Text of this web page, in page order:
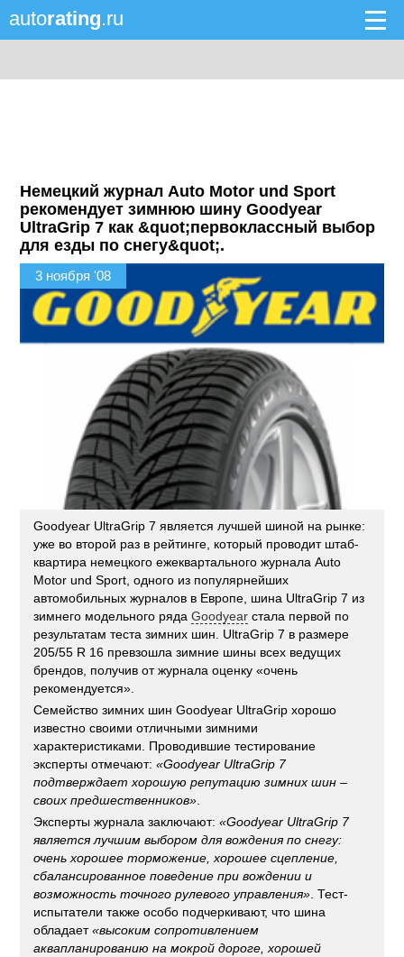
autorating.ru
Немецкий журнал Auto Motor und Sport
рекомендует зимнюю шину Goodyear
UltraGrip 7 как &quot;первоклассный выбор
для езды по снегу&quot;.
3 ноября '08
Goodyear UltraGrip 7 является лучшей шиной на рынке:
уже во второй раз в рейтинге, который проводит штаб-
квартира немецкого ежеквартального журнала Auto
Motor und Sport, одного из популярнейших
автомобильных журналов в Европе, шина UltraGrip 7 из
зимнего модельного рядаGoodyear стала первой по
результатам теста зимних шин. UltraGrip 7 в размере
205/55 R 16 превзошла зимние шины всех ведущих
брендов, получив от журнала оценку «очень
рекомендуется».
Семейство зимних шин Goodyear UltraGrip хорошо
известно своими отличными зимними
характеристиками. Проводившие тестирование
эксперты отмечают:«Goodyear UltraGrip 7
подтверждает хорошую репутацию зимних шин –
своих предшественников»
Эксперты журнала заключают:«Goodyear UltraGrip 7
является лучшим выбором для вождения по снегу:
очень хорошее торможение, хорошее сцепление,
сбалансированное поведение при вождении и
возможность точного рулевого управления» . Тест-
испытатели также особо подчеркивают, что шина
обладает«высоким сопротивлением
аквапланированию на мокрой дороге, хорошей